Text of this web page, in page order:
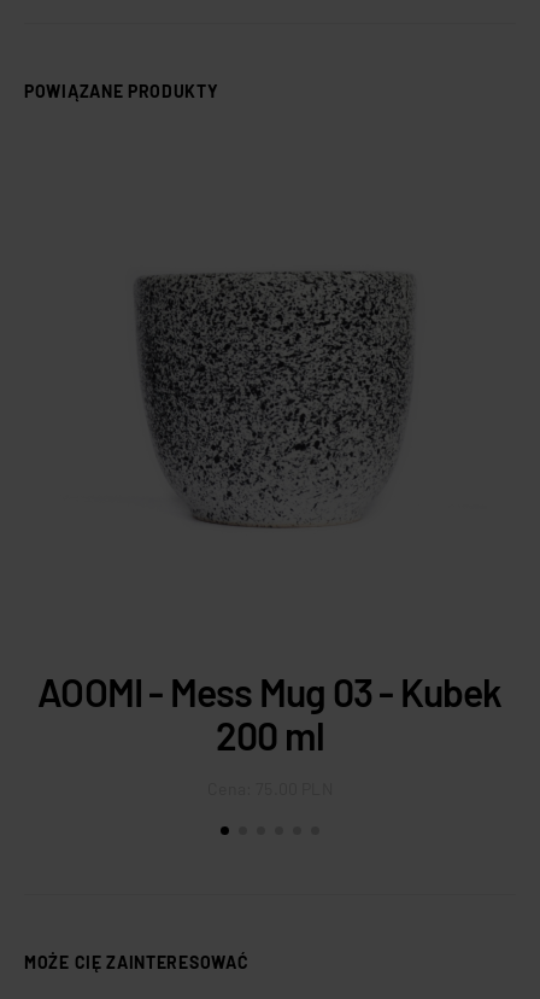
POWIĄZANE PRODUKTY
AOOMI - Mess Mug 03 - Kubek
200 ml
MOŻE CIĘ ZAINTERESOWAĆ